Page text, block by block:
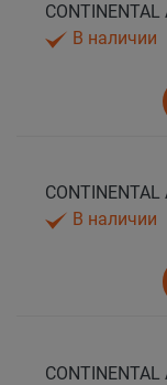
В наличии
В наличии